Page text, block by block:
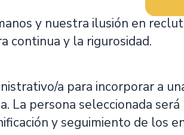
y nuestra ilusión en
continua y la rigurosidad.
a para incorporar a
La persona seleccionada será
y seguimiento de los